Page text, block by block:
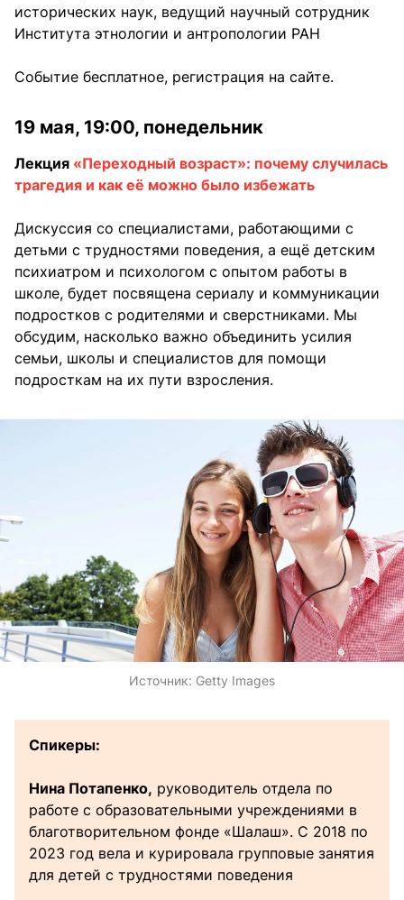
исторических наук, ведущий научный сотрудник
Института этнологии и антропологии РАН
Событие бесплатное, регистрация на сайте.
19 мая, 19:00, понедельник
Лекция «Переходный возраст»: почему случилась
трагедия и как её можно было избежать
Дискуссия со специалистами, работающими с
детьми с трудностями поведения, а ещё детским
психиатром и психологом с опытом работы в
школе, будет посвящена сериалу и коммуникации
подростков с родителями и сверстниками. Мы
обсудим, насколько важно объединить усилия
семьи, школы и специалистов для помощи
подросткам на их пути взросления.
Источник: Getty Images
Спикеры:
Нина Потапенко, руководитель отдела по
работе с образовательными учреждениями в
благотворительном фонде «Шалаш». С 2018 по
2023 год вела и курировала групповые занятия
для детей с трудностями поведения